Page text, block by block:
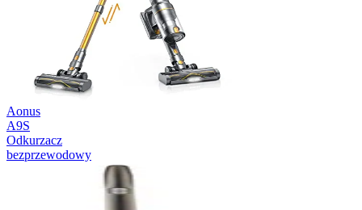
Aonus
A9S
Odkurzacz
bezprzewodowy